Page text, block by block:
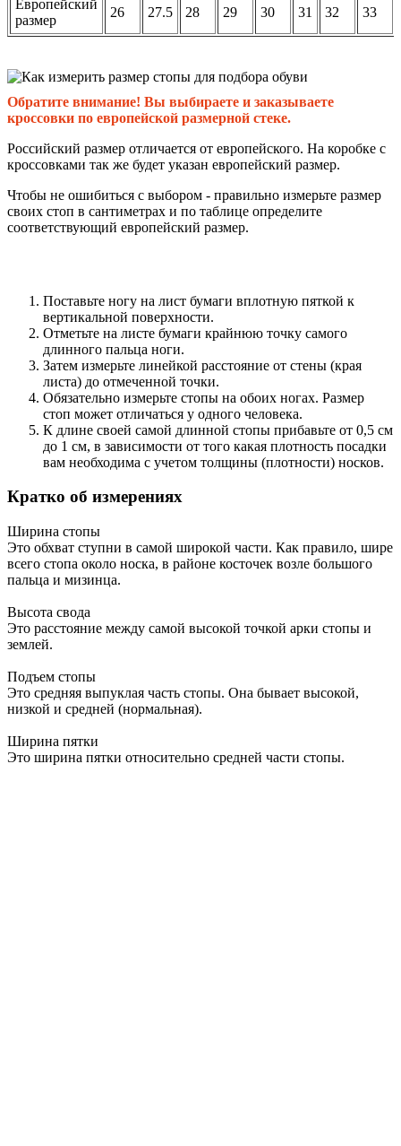
Европейский
размер
26 27.5 28 29 30 31 32 33
Обратите внимание! Вы выбираете и заказываете
кроссовки по европейской размерной стеке.
Российский размер отличается от европейского. На коробке с
кроссовками так же будет указан европейский размер.
Чтобы не ошибиться с выбором - правильно измерьте размер
своих стоп в сантиметрах и по таблице определите
соответствующий европейский размер.
Поставьте ногу на лист бумаги вплотную пяткой к
вертикальной поверхности.
Отметьте на листе бумаги крайнюю точку самого
длинного пальца ноги.
Затем измерьте линейкой расстояние от стены (края
листа) до отмеченной точки.
Обязательно измерьте стопы на обоих ногах. Размер
стоп может отличаться у одного человека.
К длине своей самой длинной стопы прибавьте от 0,5 см
до 1 см, в зависимости от того какая плотность посадки
вам необходима с учетом толщины (плотности) носков.
Кратко об измерениях
Ширина стопы
Это обхват ступни в самой широкой части. Как правило, шире
всего стопа около носка, в районе косточек возле большого
пальца и мизинца.
Высота свода
Это расстояние между самой высокой точкой арки стопы и
землей.
Подъем стопы
Это средняя выпуклая часть стопы. Она бывает высокой,
низкой и средней (нормальная).
Ширина пятки
Это ширина пятки относительно средней части стопы.